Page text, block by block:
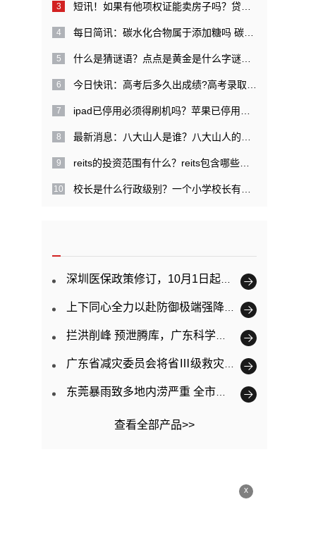
深圳医保政策修订，10月1日起正式实施
上下同心全力以赴防御极端强降雨 广东已提前转移超11万人
拦洪削峰 预泄腾库，广东科学调度防御韩江洪水
广东省减灾委员会将省Ⅲ级救灾应急响应提升为Ⅱ级
东莞暴雨致多地内涝严重 全市已转移3563人
查看全部产品>>
x